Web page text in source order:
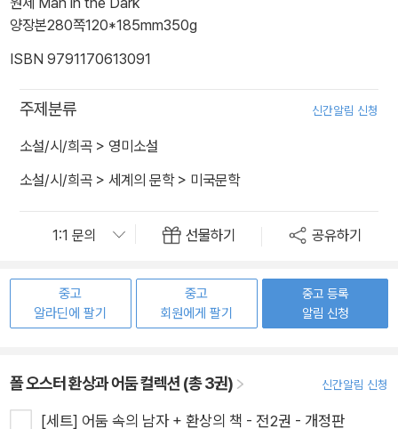
양장본280쪽120*185mm350g
ISBN 9791170613091
주제분류 신간알림 신청
소설/시/희곡 > 영미소설
소설/시/희곡 > 세계의 문학> 미국문학
선물하기 공유하기
중고
알라딘에 팔기
중고
회원에게 팔기
중고 등록
알림 신청
폴 오스터 환상과 어둠 컬렉션 (총 3권) 신간알림 신청
[세트] 어둠 속의 남자 + 환상의 책 - 전2권 - 개정판